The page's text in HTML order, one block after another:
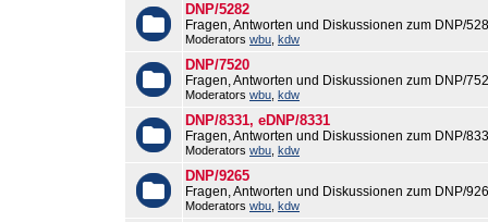
DNP/5282
Fragen, Antworten und Diskussionen zum DNP/
Moderators wbu kdw
DNP/7520
Fragen, Antworten und Diskussionen zum DNP/
Moderators wbu kdw
DNP/8331, eDNP/8331
Fragen, Antworten und Diskussionen zum DNP/
Moderators wbu kdw
DNP/9265
Fragen, Antworten und Diskussionen zum DNP/
Moderators wbu kdw